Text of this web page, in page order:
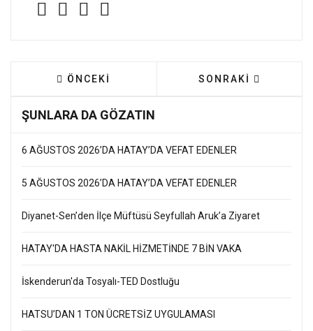
ÖNCEKI MAKALE: GENÇLERE SINAV PROVASI
ÖNCEKI SONRAKI MAKALE:
SONRAKI
ŞUNLARA DA GÖZATIN
6 AĞUSTOS 2026’DA HATAY’DA VEFAT EDENLER
5 AĞUSTOS 2026’DA HATAY’DA VEFAT EDENLER
Diyanet-Sen’den İlçe Müftüsü Seyfullah Aruk’a Ziyaret
HATAY'DA HASTA NAKİL HİZMETİNDE 7 BİN VAKA
İskenderun'da Tosyalı-TED Dostluğu
HATSU’DAN 1 TON ÜCRETSİZ UYGULAMASI